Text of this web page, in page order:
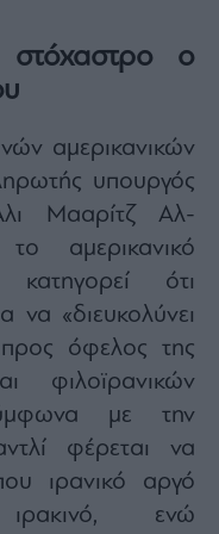
στόχαστρο ο
αμερικανικών
υπουργός
Μααρίτζ Αλ-
αμερικανικό
κατηγορεί ότι
να «διευκολύνει
όφελος της
φιλοϊρανικών
με την
φέρεται να
ιρανικό αργό
ενώ